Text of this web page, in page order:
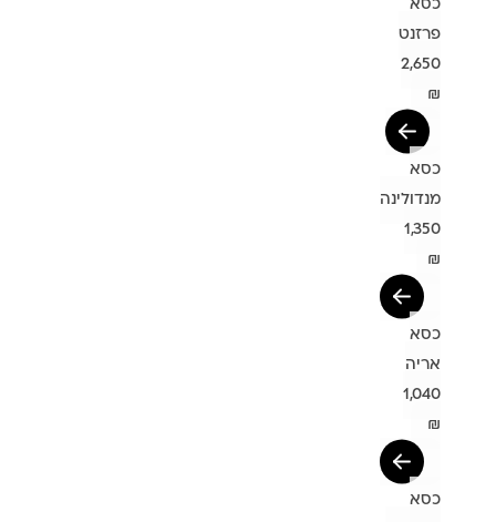
כסא
פרזנט
2,650
₪
כסא
מנדולינה
1,350
₪
כסא
אריה
1,040
₪
כסא